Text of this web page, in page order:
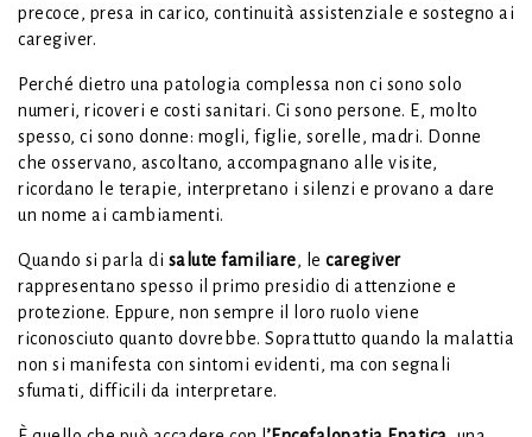
precoce, presa in carico, continuità assistenziale e sostegno ai
caregiver.
Perché dietro una patologia complessa non ci sono solo
numeri, ricoveri e costi sanitari. Ci sono persone. E, molto
spesso, ci sono donne: mogli, figlie, sorelle, madri. Donne
che osservano, ascoltano, accompagnano alle visite,
ricordano le terapie, interpretano i silenzi e provano a dare
un nome ai cambiamenti.
Quando si parla di salute familiare, le caregiver
rappresentano spesso il primo presidio di attenzione e
protezione. Eppure, non sempre il loro ruolo viene
riconosciuto quanto dovrebbe. Soprattutto quando la malattia
non si manifesta con sintomi evidenti, ma con segnali
sfumati, difficili da interpretare.